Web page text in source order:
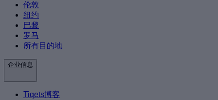
伦敦
纽约
巴黎
罗马
所有目的地
企业信息
Tiqets博客